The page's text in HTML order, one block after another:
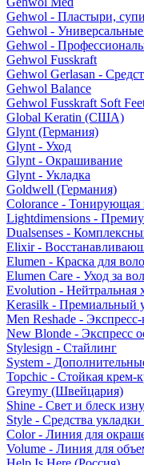
Gehwol - Пластыри,
Gehwol - Универсальные
Gehwol -
Gehwol Fusskraft
Gehwol Gerlasan -
Gehwol Balance
Gehwol Fusskraft Soft
Global Keratin (США)
Glynt (Германия)
Glynt - Уход
Glynt - Окрашивание
Glynt - Укладка
Goldwell (Германия)
Colorance - Тонирующая
Lightdimensions -
Dualsenses -
Elixir -
Elumen - Краска для
Elumen Care - Уход за
Evolution - Нейтральная
Kerasilk - Премиальный
Men Reshade -
New Blonde - Экспресс
Stylesign - Стайлинг
System -
Topchic - Стойкая крем-
Greymy (Швейцария)
Shine - Свет и блеск
Style - Средства укладки
Color - Линия для
Volume - Линия для